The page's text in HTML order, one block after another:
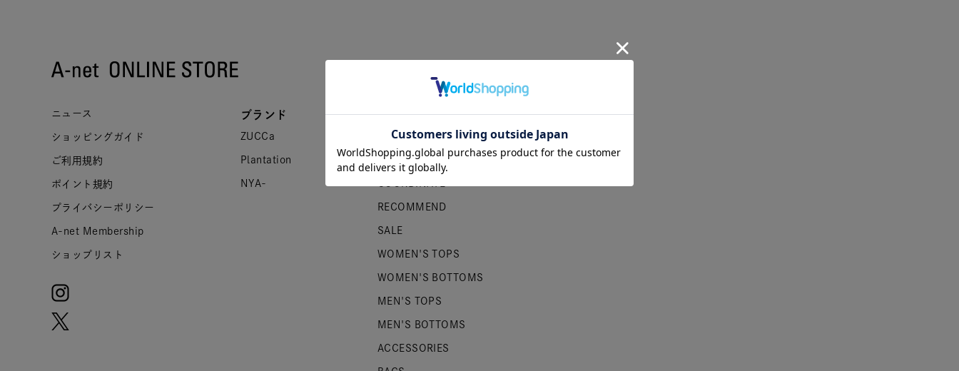
ニュース
ショッピングガイド
ご利用規約
ポイント規約
プライバシーポリシー
A-net Membership
ショップリスト
ブランド
ZUCCa
Plantation
NYA-
カテゴリー
NEW ITEMS
PRE ORDER
RECOMMEND
SALE
WOMEN'S TOPS
WOMEN'S BOTTOMS
MEN'S TOPS
MEN'S BOTTOMS
ACCESSORIES